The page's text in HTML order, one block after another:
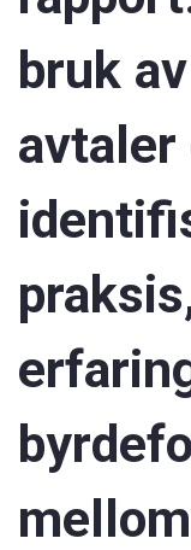
bruk
avtaler